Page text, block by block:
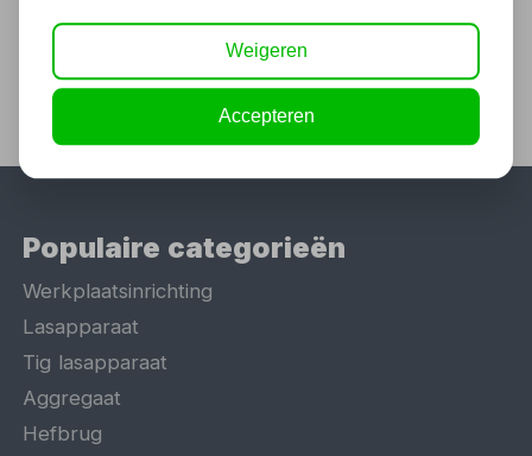
Populaire categorieën
Werkplaatsinrichting
Lasapparaat
Tig lasapparaat
Aggregaat
Hefbrug
Weigeren
Accepteren